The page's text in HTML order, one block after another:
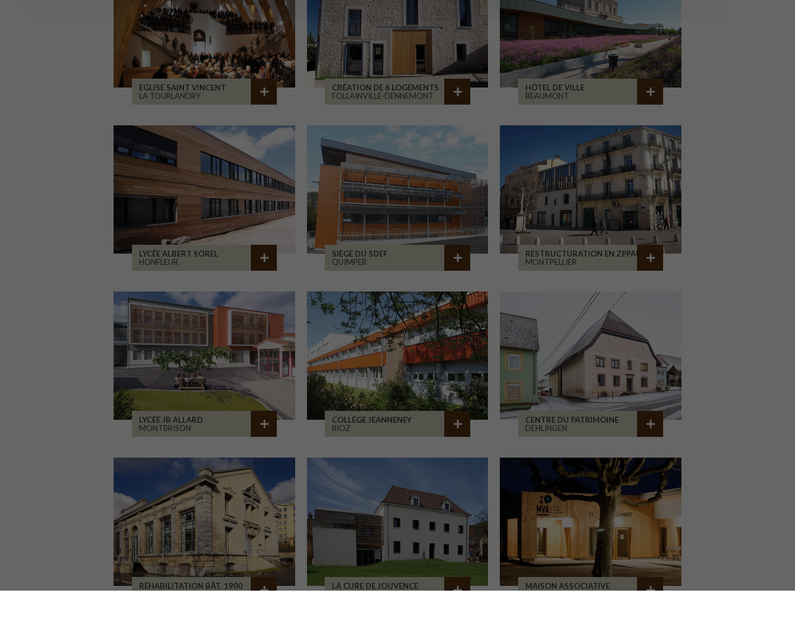
EGLISE SAINT VINCENT
LA TOURLANDRY
CRÉATION DE 6 LOGEMENTS
FOLLAINVILLE-DENNEMONT
HÔTEL DE VILLE
BEAUMONT
LYCÉE ALBERT SOREL
HONFLEUR
SIÈGE DU SDEF
QUIMPER
RESTRUCTURATION EN ZPPAUP
MONTPELLIER
LYCÉE JB ALLARD
MONTBRISON
COLLÈGE JEANNENEY
RIOZ
CENTRE DU PATRIMOINE
DEHLINGEN
RÉHABILITATION BÂT. 1900
LA CURE DE JOUVENCE
MAISON ASSOCIATIVE